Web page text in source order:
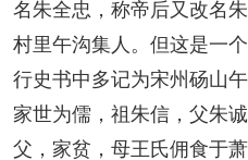
名朱全忠，称帝后又改名
村里午沟集人。但这是一
行史书中多记为宋州砀山
家世为儒，祖朱信，父朱
父，家贫，母王氏佣食于